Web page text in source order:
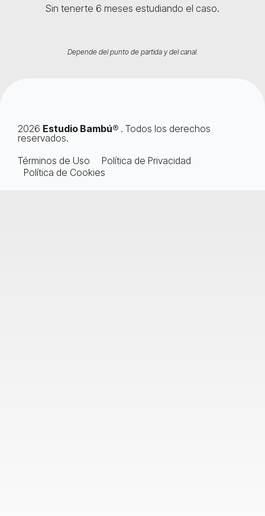
Sin tenerte 6 meses estudiando el caso.
Depende del punto de partida y del canal.
2026 Estudio Bambú® . Todos los derechos
reservados.
Términos de Uso
Política de Privacidad
Política de Cookies